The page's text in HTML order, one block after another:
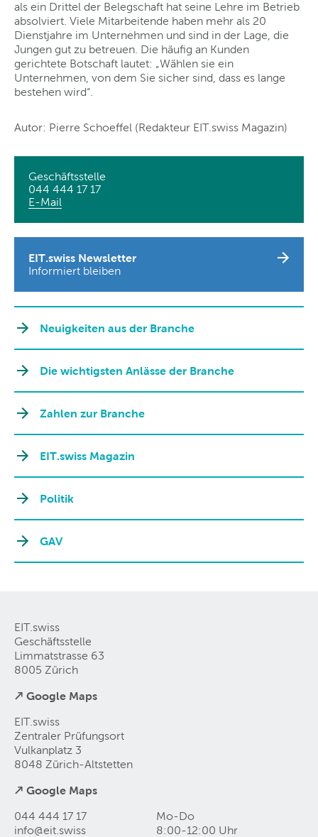
als ein Drittel der Belegschaft hat seine Lehre im Betrieb
absolviert. Viele Mitarbeitende haben mehr als 20
Dienstjahre im Unternehmen und sind in der Lage, die
Jungen gut zu betreuen. Die häufig an Kunden
gerichtete Botschaft lautet: „Wählen sie ein
Unternehmen, von dem Sie sicher sind, dass es lange
bestehen wird“.
Autor: Pierre Schoeffel (Redakteur EIT.swiss Magazin)
Geschäftsstelle
044 444 17 17
E-Mail
EIT.swiss Newsletter
Informiert bleiben
Neuigkeiten aus der Branche
Die wichtigsten Anlässe der Branche
Zahlen zur Branche
EIT.swiss Magazin
Politik
GAV
EIT.swiss
Geschäftsstelle
Limmatstrasse 63
8005 Zürich
↗ Google Maps
EIT.swiss
Zentraler Prüfungsort
Vulkanplatz 3
8048 Zürich-Altstetten
↗ Google Maps
044 444 17 17
info@eit swiss
Mo-Do
8:00-12:00 Uhr